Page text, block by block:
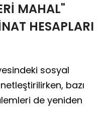
MAHAL"
HESAPLARI
sosyal
bazı
de yeniden